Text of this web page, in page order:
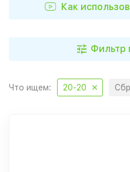
Как
Фильтр
Что ищем: 20-20